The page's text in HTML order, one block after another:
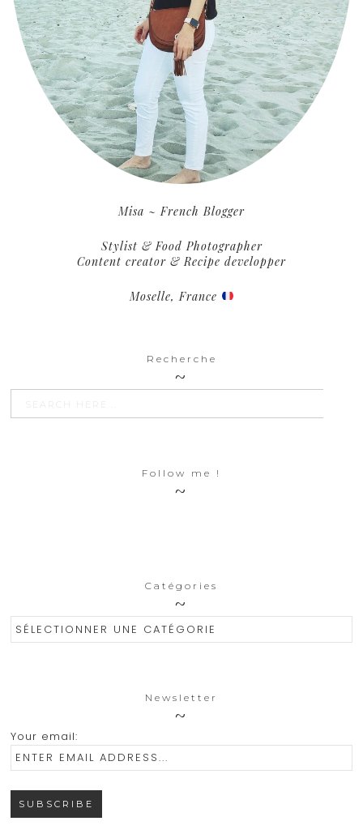
Misa ~ French Blogger
Stylist & Food Photographer
Content creator & Recipe developper
Moselle, France
Recherche
Search SEARCH
Follow me !
Catégories
Catégories
Newsletter
Your email: